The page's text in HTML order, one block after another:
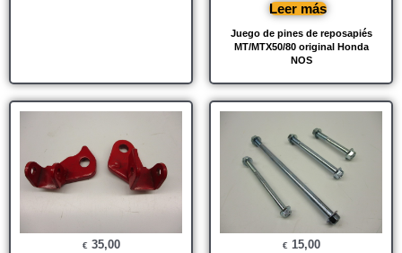
Juego de pines de reposapiés
MT/MTX50/80 original Honda
NOS
Leer más
€ 35,00 € 15,00